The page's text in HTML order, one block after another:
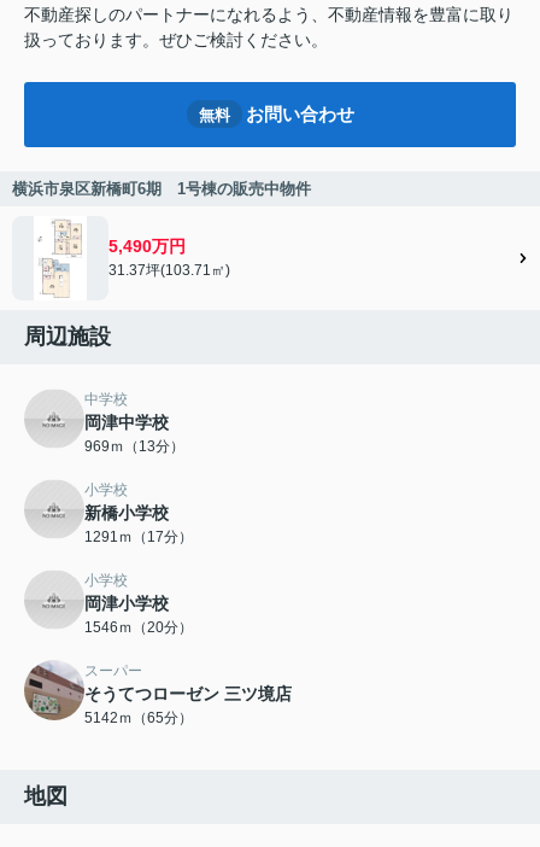
不動産探しのパートナーになれるよう、不動産情報を豊富に取り
扱っております。ぜひご検討ください。
無料 お問い合わせ
横浜市泉区新橋町6期 1号棟の販売中物件
5,490万円
31.37坪(103.71㎡)
周辺施設
中学校
岡津中学校
969ｍ（13分）
小学校
新橋小学校
1291ｍ（17分）
小学校
岡津小学校
1546ｍ（20分）
スーパー
そうてつローゼン 三ツ境店
5142ｍ（65分）
地図